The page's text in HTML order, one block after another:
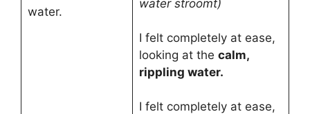
water.
water stroomt)
I felt completely at ease,
looking at the calm,
rippling water.
I felt completely at ease,